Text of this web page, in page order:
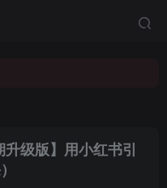
级版】用小红书引